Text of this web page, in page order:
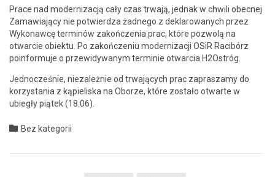
Prace nad mod­ern­iza­cją cały czas trwa­ją, jed­nak w chwili obec­nej
Zamaw­ia­ją­cy nie potwierdza żad­nego z deklarowanych przez
Wykon­aw­cę ter­minów zakończenia prac, które poz­wolą na
otwar­cie obiek­tu. Po zakończe­niu mod­ern­iza­cji OSiR Racibórz
poin­for­mu­je o przewidy­wanym ter­minie otwar­cia H2Ostróg.
Jed­nocześnie, nieza­leżnie od trwa­ją­cych prac zaprasza­my do
korzys­ta­nia z kąpieliska na Oborze, które zostało otwarte w
ubiegły piątek (18.06).
 Category
Bez kategorii